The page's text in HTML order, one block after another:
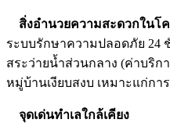
สิ่งอำนวยความสะดวกในโ
ระบบรักษาความปลอดภัย 24
สระว่ายน้ำส่วนกลาง (ค่าบริก
หมู่บ้านเงียบสงบ เหมาะแก่ก
จุดเด่นทำเลใกล้เคียง